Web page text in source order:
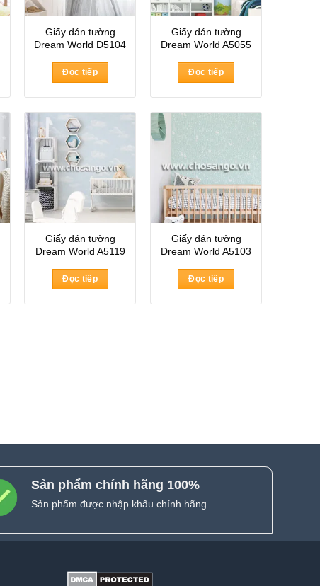
Giấy dán tường
Dream World D5104
Đọc tiếp
Giấy dán tường
Dream World A5055
Đọc tiếp
Giấy dán tường
Dream World A5119
Đọc tiếp
Giấy dán tường
Dream World A5103
Đọc tiếp
Sản phẩm chính hãng 100%
Sản phẩm được nhập khẩu chính hãng